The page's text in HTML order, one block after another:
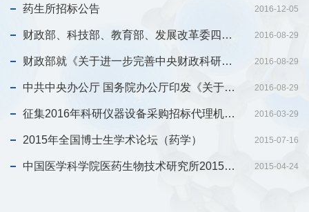
2016-12-05
药生所招标公告
2016-08-29
财政部、科技部、教育部、发展改革委四部门负责人就《意见》答记者问
2016-08-29
财政部就《关于进一步完善中央财政科研项目资金管理等政策的若干意见》答问
2016-08-29
中共中央办公厅 国务院办公厅印发《关于进一步完善中央财政科研项目资金管理等政策的...
2016-03-29
征集2016年科研仪器设备采购招标代理机构（公告）
2015-07-16
2015年全国博士生学术论坛（药学）
2015-04-24
中国医学科学院医药生物技术研究所2015年招标代理机构